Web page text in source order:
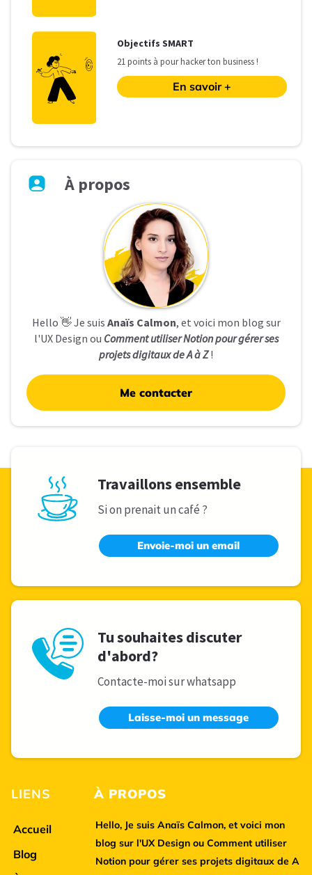
Objectifs SMART
21 points à pour hacker ton business !
En savoir +
À propos
Hello 👋 Je suis Anaïs Calmon, et voici mon blog sur
l'UX Design ou Comment utiliser Notion pour gérer ses
projets digitaux de A à Z!
Me contacter
Travaillons ensemble
Si on prenait un café ?
Envoie-moi un email
Tu souhaites discuter
d'abord?
Contacte-moi sur whatsapp
Laisse-moi un message
LIENS
Accueil
Blog
À PROPOS
Hello, Je suis Anaïs Calmon, et voici mon
blog sur l'UX Design ou Comment utiliser
Notion pour gérer ses projets digitaux de A